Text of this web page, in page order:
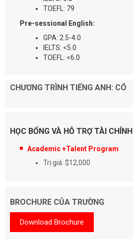
TOEFL: 79
Pre-sessional English:
GPA: 2.5-4.0
IELTS: <5.0
TOEFL: <6.0
CHƯƠNG TRÌNH TIẾNG ANH: CÓ
HỌC BỔNG VÀ HỖ TRỢ TÀI CHÍNH
Academic +Talent Program
Trị giá: $12,000
BROCHURE CỦA TRƯỜNG
Download Brochure